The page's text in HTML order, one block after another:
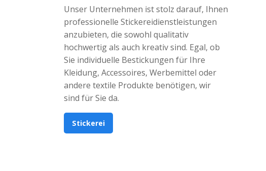
Unser Unternehmen ist stolz darauf, Ihnen
professionelle Stickereidienstleistungen
anzubieten, die sowohl qualitativ
hochwertig als auch kreativ sind. Egal, ob
Sie individuelle Bestickungen für Ihre
Kleidung, Accessoires, Werbemittel oder
andere textile Produkte benötigen, wir
sind für Sie da.
Stickerei